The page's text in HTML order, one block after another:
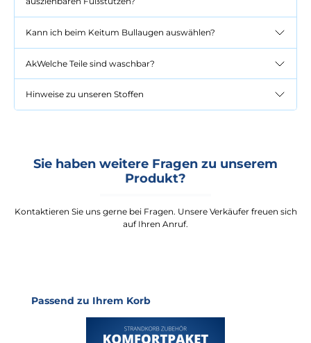
Kann ich beim Keitum Bullaugen auswählen?
AkWelche Teile sind waschbar?
Hinweise zu unseren Stoffen
Sie haben weitere Fragen zu unserem
Produkt?
Kontaktieren Sie uns gerne bei Fragen. Unsere Verkäufer freuen sich
auf Ihren Anruf.
Produktgalerie überspringen
Passend zu Ihrem Korb